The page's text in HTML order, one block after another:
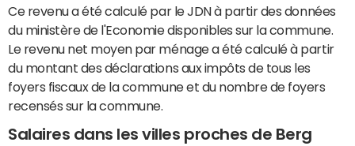
Ce revenu a été calculé par le JDN à partir des données
du ministère de l'Economie disponibles sur la commune.
Le revenu net moyen par ménage a été calculé à partir
du montant des déclarations aux impôts de tous les
foyers fiscaux de la commune et du nombre de foyers
recensés sur la commune.
Salaires dans les villes proches de Berg